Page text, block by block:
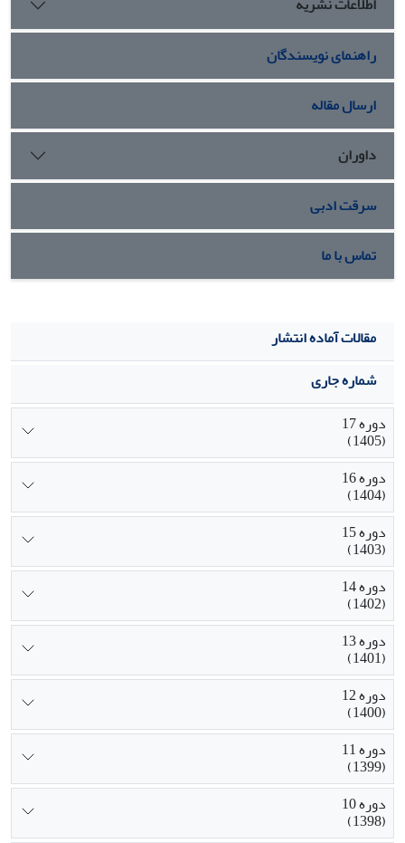
25 درصد تخمین زده شد. نتیجه گیری:هدف از این تحقیق تنها
ایجاد مسیر متابولیسمی تولید زایلونات در سویه ای. کلی به وسیله
ی سطحی کردن اولین آنزیم این مسیر(زایلوزدهیدروژناز) بود که
نتایج بدست آمده در این تحقیق موید فعال بودن این آنزیم در
سطح سلول می‌باشد و برای تعیین میزان دقیق تولید و تکمیل
کردن مسیرنیازمند بررسی های دیگرمی‌باشد.
راهنمای نویسندگان
ارسال مقاله
داوران
سرقت ادبی
تماس با ما
مقالات آماده انتشار
شماره جاری
دوره 17
(1405)
دوره 16
(1404)
دوره 15
(1403)
دوره 14
(1402)
دوره 13
(1401)
دوره 12
(1400)
دوره 11
(1399)
دوره 10
(1398)